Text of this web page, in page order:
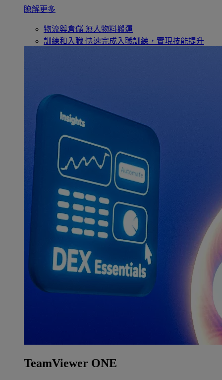
瞭解更多
物流與倉儲 無人物料搬運
訓練和入職 快速完成入職訓練，實現技能提升
TeamViewer ONE